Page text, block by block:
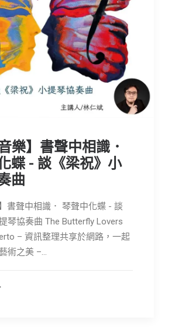
樂】書聲中相識．
蝶 - 談《梁祝》小
曲
】書聲中相識． 琴聲中化蝶 - 談
琴協奏曲 The Butterfly Lovers
– 資訊整理共享於網路，一起
術之美 –…